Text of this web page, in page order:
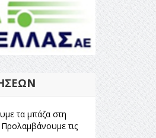
τα μπάζα στη
τις